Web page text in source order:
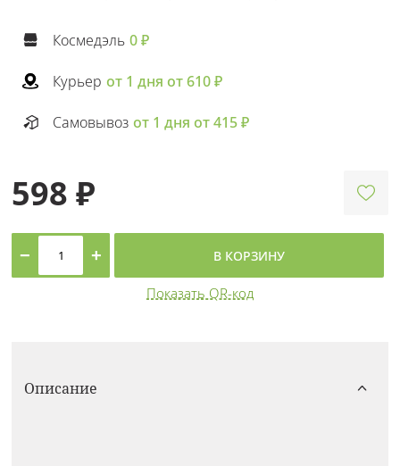
Космедэль 0 ₽
Курьер от 1 дня от 610 ₽
Самовывоз от 1 дня от 415 ₽
598 ₽
− + В КОРЗИНУ
Показать QR-код
Описание